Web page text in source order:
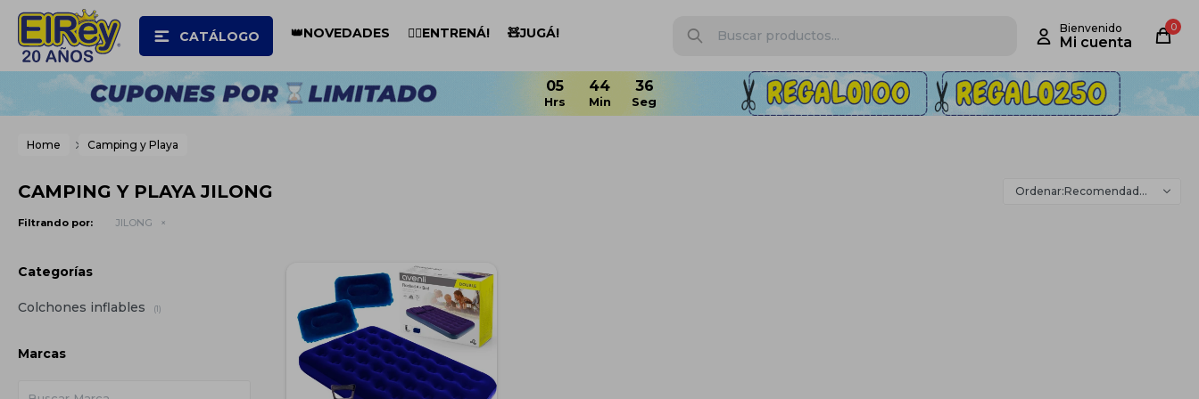
CATÁLOGO 👑NOVEDADES 🏋️‍♂️ENTRENÁ! 🧸JUGÁ! 0
05 44 36
Home Camping y Playa
CAMPING Y PLAYA JILONG Recomendados
Filtrando por: JILONG
Categorías
Colchones inflables (1)
Marcas